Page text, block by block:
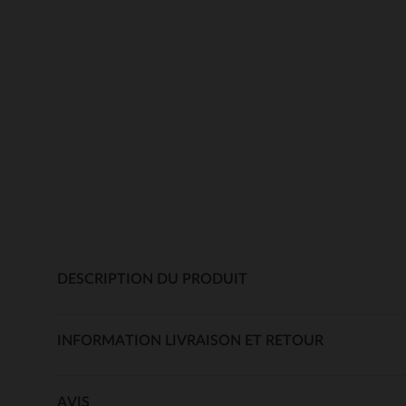
DESCRIPTION DU PRODUIT
INFORMATION LIVRAISON ET RETOUR
AVIS